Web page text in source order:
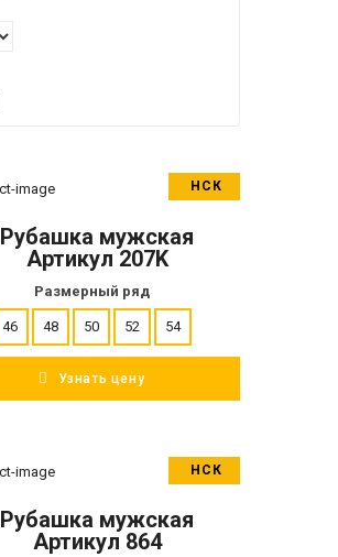
НСК
ПОДРОБНЕЕ
Рубашка мужская
Артикул 207K
Размерный ряд
46 48 50 52 54
Узнать цену
НСК
ПОДРОБНЕЕ
Рубашка мужская
Артикул 864